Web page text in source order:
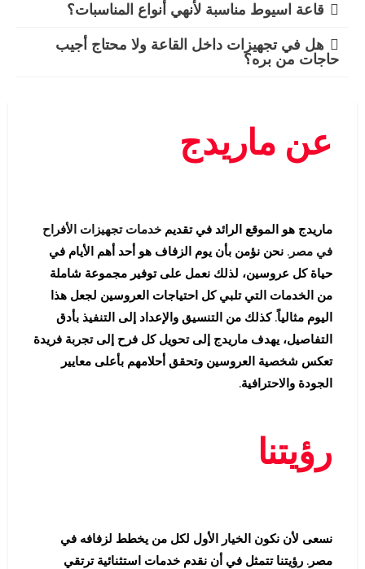
قاعة اسيوط مناسبة لأنهي أنواع المناسبات؟
هل في تجهيزات داخل القاعة ولا محتاج أجيب
حاجات من بره؟
عن ماريدج
ماريدج هو الموقع الرائد في تقديم خدمات تجهيزات الأفراح
في مصر . نحن نؤمن بأن يوم الزفاف هو أحد أهم الأيام في
حياة كل عروسين، لذلك نعمل على توفير مجموعة شاملة
من الخدمات التي تلبي كل احتياجات العروسين لجعل هذا
اليوم مثالياً. كذلك من التنسيق والإعداد إلى التنفيذ بأدق
التفاصيل، يهدف ماريدج إلى تحويل كل فرح إلى تجربة فريدة
تعكس شخصية العروسين وتحقق أحلامهم بأعلى معايير
الجودة والاحترافية.
رؤيتنا
نسعى لأن نكون الخيار الأول لكل من يخطط لزفافه في
مصر. رؤيتنا تتمثل في أن نقدم خدمات استثنائية ترتقي